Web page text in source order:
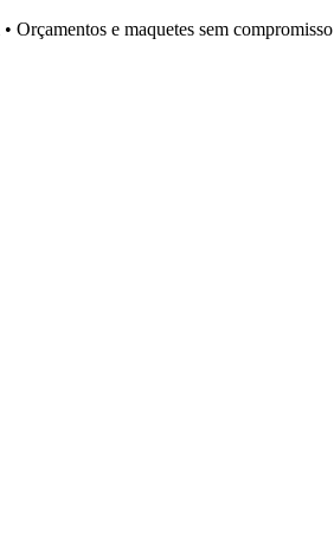
• Orçamentos e maquetes sem compromisso